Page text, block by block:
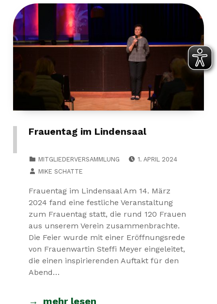
Frauentag im Lindensaal
MITGLIEDERVERSAMMLUNG
1. APRIL 2024
MIKE SCHATTE
Frauentag im Lindensaal Am 14. März
2024 fand eine festliche Veranstaltung
zum Frauentag statt, die rund 120 Frauen
aus unserem Verein zusammenbrachte.
Die Feier wurde mit einer Eröffnungsrede
von Frauenwartin Steffi Meyer eingeleitet,
die einen inspirierenden Auftakt für den
Abend…
mehr lesen